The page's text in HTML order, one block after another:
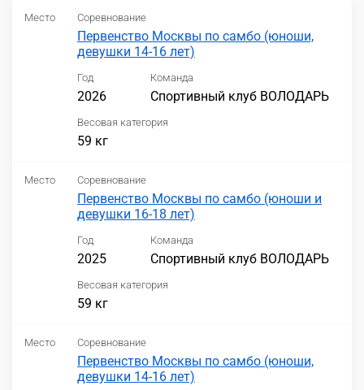
Место Соревнование
Первенство Москвы по самбо (юноши,
девушки 14-16 лет)
Год
2026
Команда
Спортивный клуб ВОЛОДАРЬ
Весовая категория
59 кг
Место Соревнование
Первенство Москвы по самбо (юноши и
девушки 16-18 лет)
Год
2025
Команда
Спортивный клуб ВОЛОДАРЬ
Весовая категория
59 кг
Место Соревнование
Первенство Москвы по самбо (юноши,
девушки 14-16 лет)